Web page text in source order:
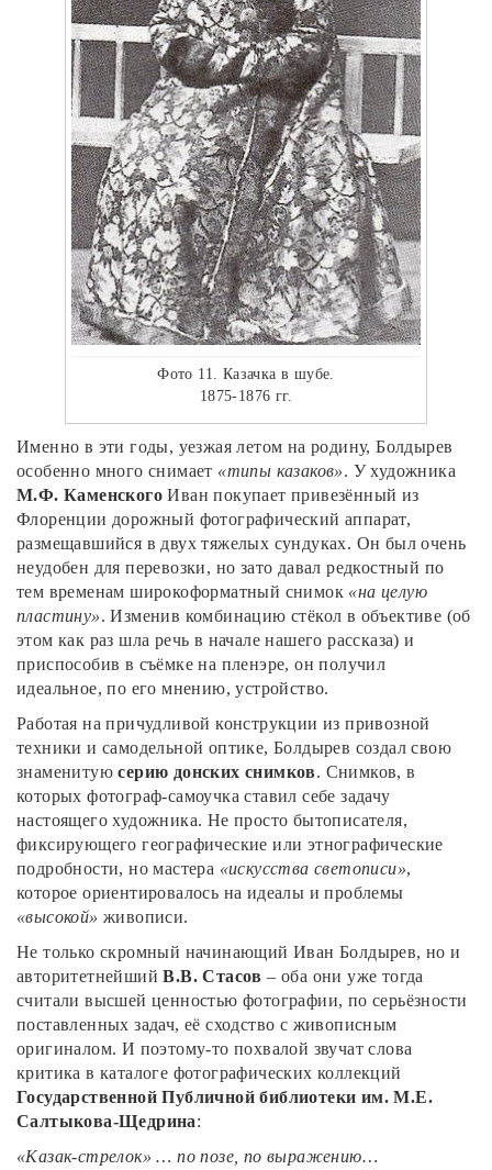
Фото 11. Казачка в шубе.
1875-1876 гг.
Именно в эти годы, уезжая летом на родину, Болдырев
особенно много снимает «типы казаков». У художника
М.Ф. Каменского Иван покупает привезённый из
Флоренции дорожный фотографический аппарат,
размещавшийся в двух тяжелых сундуках. Он был очень
неудобен для перевозки, но зато давал редкостный по
тем временам широкоформатный снимок «на целую
пластину». Изменив комбинацию стёкол в объективе (об
этом как раз шла речь в начале нашего рассказа) и
приспособив в съёмке на пленэре, он получил
идеальное, по его мнению, устройство.
Работая на причудливой конструкции из привозной
техники и самодельной оптике, Болдырев создал свою
знаменитуюсерию донских снимков. Снимков, в
которых фотограф-самоучка ставил себе задачу
настоящего художника. Не просто бытописателя,
фиксирующего географические или этнографические
подробности, но мастера «искусства светописи»,
которое ориентировалось на идеалы и проблемы
«высокой» живописи.
Не только скромный начинающий Иван Болдырев, но и
авторитетнейшийВ.В. Стасов – оба они уже тогда
считали высшей ценностью фотографии, по серьёзности
поставленных задач, её сходство с живописным
оригиналом. И поэтому-то похвалой звучат слова
критика в каталоге фотографических коллекций
Государственной Публичной библиотеки им. М.Е.
Салтыкова-Щедрина:
«Казак-стрелок» … по позе, по выражению…